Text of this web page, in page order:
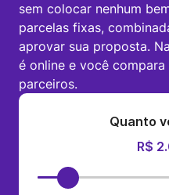
sem colocar nenhum
parcelas fixas,
aprovar sua proposta.
é online e você
parceiros.
Quanto
R$